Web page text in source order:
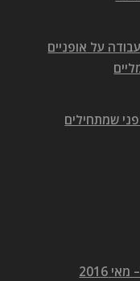
על אופניים
שמתחילים